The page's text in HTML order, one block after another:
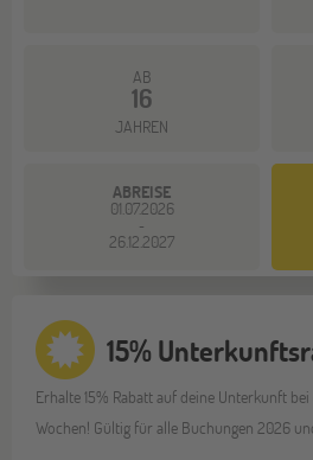
AB
16
JAHREN
ABREISE
01.07.2026
-
26.12.2027
15%
Erhalte 15% Rabatt auf deine Unterkunft
Wochen! Gültig für alle Buchungen 2026